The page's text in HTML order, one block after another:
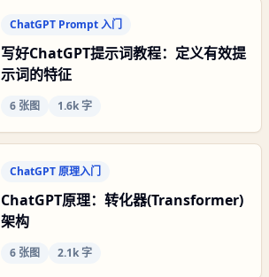
ChatGPT Prompt 入门
写好ChatGPT提示词教程：定义有效提
示词的特征
6 张图 1.6k 字
ChatGPT 原理入门
ChatGPT原理：转化器(Transformer)
架构
6 张图 2.1k 字